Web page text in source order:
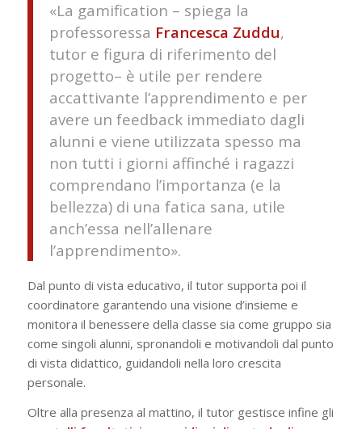
«La gamification – spiega la
professoressa Francesca Zuddu,
tutor e figura di riferimento del
progetto– è utile per rendere
accattivante l’apprendimento e per
avere un feedback immediato dagli
alunni e viene utilizzata spesso ma
non tutti i giorni affinché i ragazzi
comprendano l’importanza (e la
bellezza) di una fatica sana, utile
anch’essa nell’allenare
l’apprendimento».
Dal punto di vista educativo, il tutor supporta poi il
coordinatore garantendo una visione d’insieme e
monitora il benessere della classe sia come gruppo sia
come singoli alunni, spronandoli e motivandoli dal punto
di vista didattico, guidandoli nella loro crescita
personale.
Oltre alla presenza al mattino, il tutor gestisce infine gli